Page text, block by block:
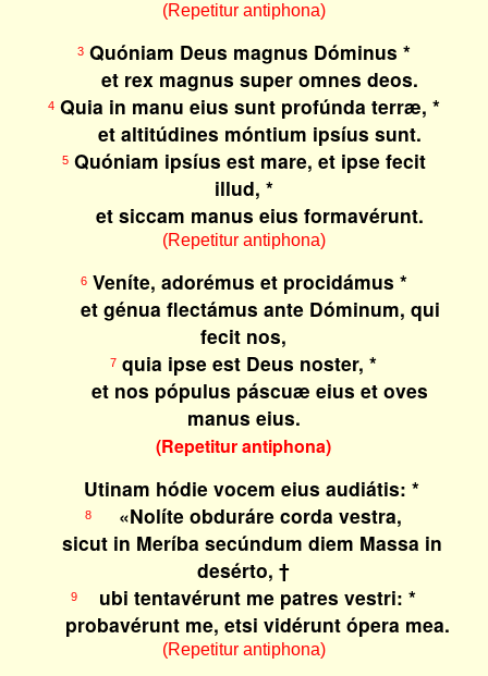
(Repetitur antiphona)
3Quóniam Deus magnus Dóminus *
et rex magnus super omnes deos.
4Quia in manu eius sunt profúnda terræ, *
et altitúdines móntium ipsíus sunt.
5Quóniam ipsíus est mare, et ipse fecit
illud, *
et siccam manus eius formavérunt.
(Repetitur antiphona)
6Veníte, adorémus et procidámus *
et génua flectámus ante Dóminum, qui
fecit nos,
7 quia ipse est Deus noster, *
et nos pópulus páscuæ eius et oves
manus eius.
(Repetitur antiphona)
Utinam hódie vocem eius audiátis: *
8
«Nolíte obduráre corda vestra,
sicut in Meríba secúndum diem Massa in
desérto, †
9
ubi tentavérunt me patres vestri: *
probavérunt me, etsi vidérunt ópera mea.
(Repetitur antiphona)